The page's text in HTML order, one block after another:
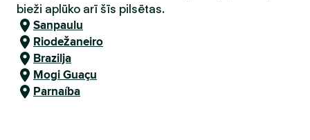
bieži aplūko arī šīs pilsētas.
Sanpaulu
Riodežaneiro
Brazilja
Mogi Guaçu
Parnaíba